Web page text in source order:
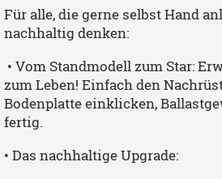
Für alle, die gerne selbst Hand
nachhaltig denken:
• Vom Standmodell zum Star:
zum Leben! Einfach den
Bodenplatte einklicken,
fertig.
• Das nachhaltige Upgrade: